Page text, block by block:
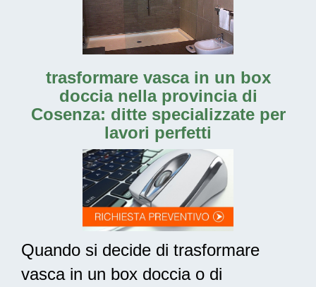
trasformare vasca in un box
doccia nella provincia di
Cosenza: ditte specializzate per
lavori perfetti
Quando si decide di trasformare
vasca in un box doccia o di